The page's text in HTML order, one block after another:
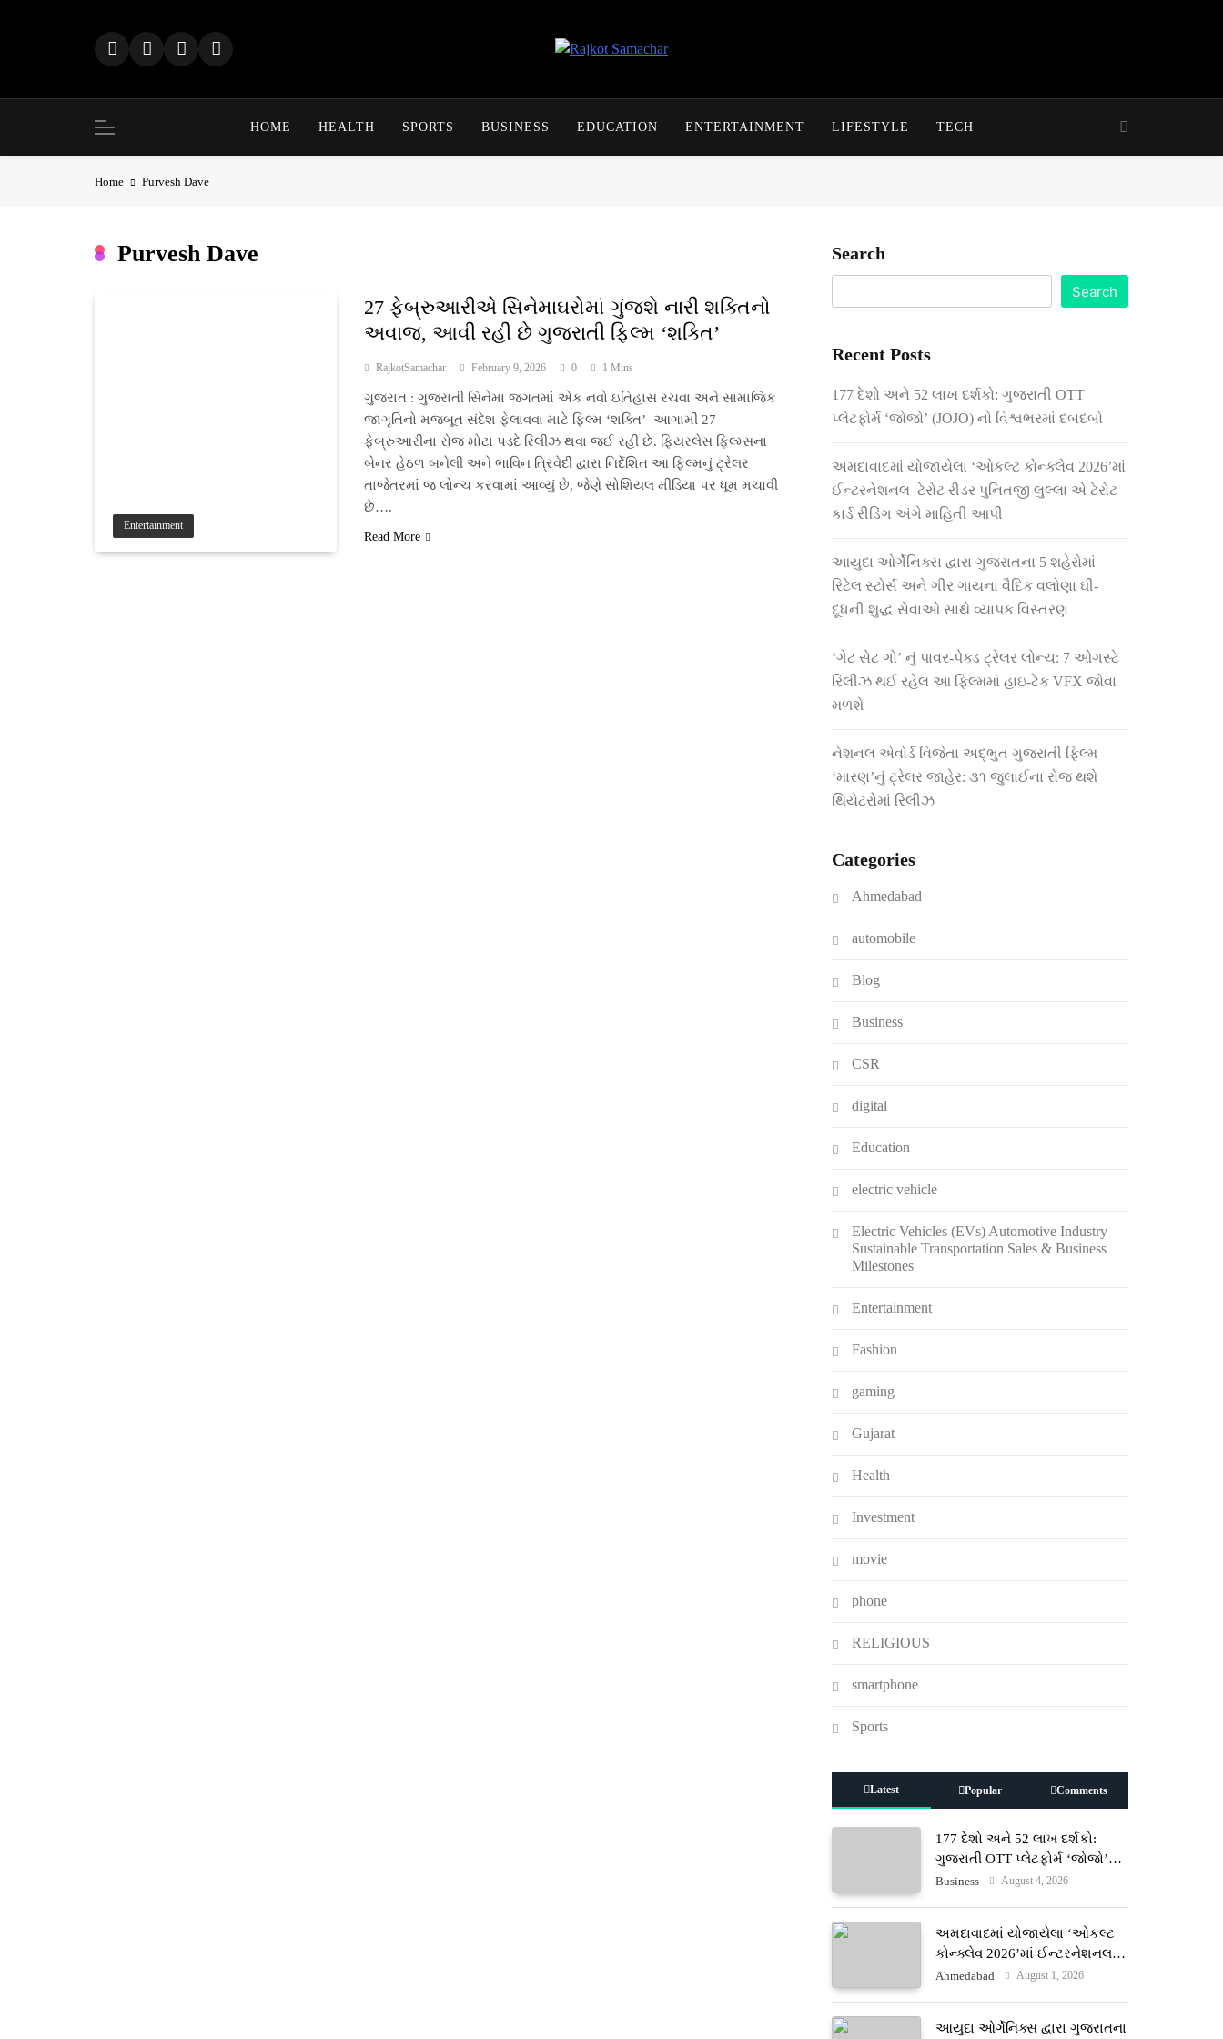
HOME HEALTH SPORTS BUSINESS EDUCATION ENTERTAINMENT LIFESTYLE TECH
Home Purvesh Dave
Purvesh Dave
Entertainment
27 ફેબ્રુઆરીએ સિનેમાઘરોમાં ગુંજશે નારી શક્તિનો
અવાજ, આવી રહી છે ગુજરાતી ફિલ્મ ‘શક્તિ’
RajkotSamachar February 9, 2026 0 1 Mins
ગુજરાત : ગુજરાતી સિનેમા જગતમાં એક નવો ઇતિહાસ રચવા અને સામાજિક
જાગૃતિનો મજબૂત સંદેશ ફેલાવવા માટે ફિલ્મ ‘શક્તિ’ આગામી 27
ફેબ્રુઆરીના રોજ મોટા પડદે રિલીઝ થવા જઈ રહી છે. ફિયરલેસ ફિલ્મ્સના
બેનર હેઠળ બનેલી અને ભાવિન ત્રિવેદી દ્વારા નિર્દેશિત આ ફિલ્મનું ટ્રેલર
તાજેતરમાં જ લોન્ચ કરવામાં આવ્યું છે, જેણે સોશિયલ મીડિયા પર ધૂમ મચાવી
છે….
Read More
Search
Search
Recent Posts
177 દેશો અને 52 લાખ દર્શકો: ગુજરાતી OTT
પ્લેટફોર્મ ‘જોજો’ (JOJO) નો વિશ્વભરમાં દબદબો
અમદાવાદમાં યોજાયેલા ‘ઓકલ્ટ કોન્ક્લેવ 2026’માં
ઈન્ટરનેશનલ ટેરોટ રીડર પુનિતજી લુલ્લા એ ટેરોટ
કાર્ડ રીડિંગ અંગે માહિતી આપી
આયુદા ઓર્ગેનિક્સ દ્વારા ગુજરાતના 5 શહેરોમાં
રિટેલ સ્ટોર્સ અને ગીર ગાયના વૈદિક વલોણા ઘી-
દૂધની શુદ્ધ સેવાઓ સાથે વ્યાપક વિસ્તરણ
‘ગેટ સેટ ગો’ નું પાવર-પેક્ડ ટ્રેલર લોન્ચ: 7 ઓગસ્ટે
રિલીઝ થઈ રહેલ આ ફિલ્મમાં હાઇ-ટેક VFX જોવા
મળશે
નેશનલ એવોર્ડ વિજેતા અદ્ભુત ગુજરાતી ફિલ્મ
‘મારણ’નું ટ્રેલર જાહેર: ૩૧ જુલાઈના રોજ થશે
થિયેટરોમાં રિલીઝ
Categories
Ahmedabad
automobile
Blog
Business
CSR
digital
Education
electric vehicle
Electric Vehicles (EVs) Automotive Industry
Sustainable Transportation Sales & Business
Milestones
Entertainment
Fashion
gaming
Gujarat
Health
Investment
movie
phone
RELIGIOUS
smartphone
Sports
Latest Popular Comments
177 દેશો અને 52 લાખ દર્શકો:
ગુજરાતી OTT પ્લેટફોર્મ ‘જોજો’
(JOJO) નો વિશ્વભરમાં દબદબો
Business August 4, 2026
અમદાવાદમાં યોજાયેલા ‘ઓકલ્ટ
કોન્ક્લેવ 2026’માં ઈન્ટરનેશનલ
ટેરોટ રીડર પુનિતજી લુલ્લા એ ટેરોટ
Ahmedabad August 1, 2026
આયુદા ઓર્ગેનિક્સ દ્વારા ગુજરાતના